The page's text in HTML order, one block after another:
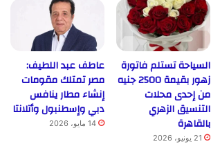
السياحة تستلم فاتورة
زهور بقيمة 2500 جنيه
من إحدى محلات
التنسيق الزهري
بالقاهرة
21 يونيو، 2026
عاطف عبد اللطيف:
مصر تمتلك مقومات
إنشاء مطار ينافس
دبي وإسطنبول وأتلانتا
14 مايو، 2026